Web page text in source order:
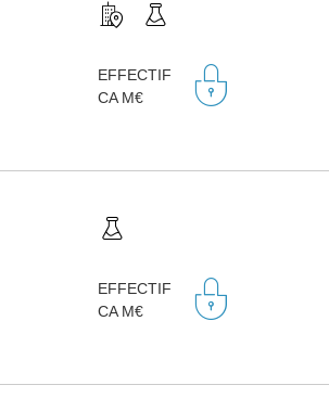
EFFECTIF
CA M€
EFFECTIF
CA M€